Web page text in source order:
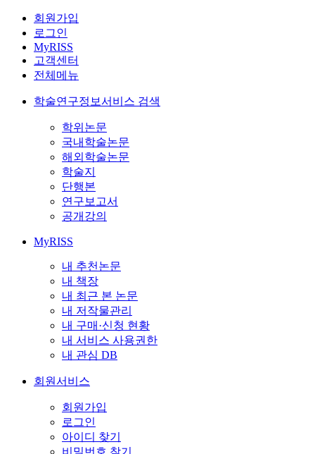
회원가입
로그인
MyRISS
고객센터
전체메뉴
학술연구정보서비스 검색
학위논문
국내학술논문
해외학술논문
학술지
단행본
연구보고서
공개강의
MyRISS
내 추천논문
내 책장
내 최근 본 논문
내 저작물관리
내 구매·신청 현황
내 서비스 사용권한
내 관심 DB
회원서비스
회원가입
로그인
아이디 찾기
비밀번호 찾기